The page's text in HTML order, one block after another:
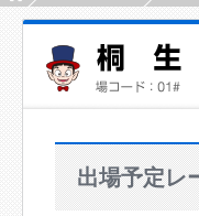
出場予定レ